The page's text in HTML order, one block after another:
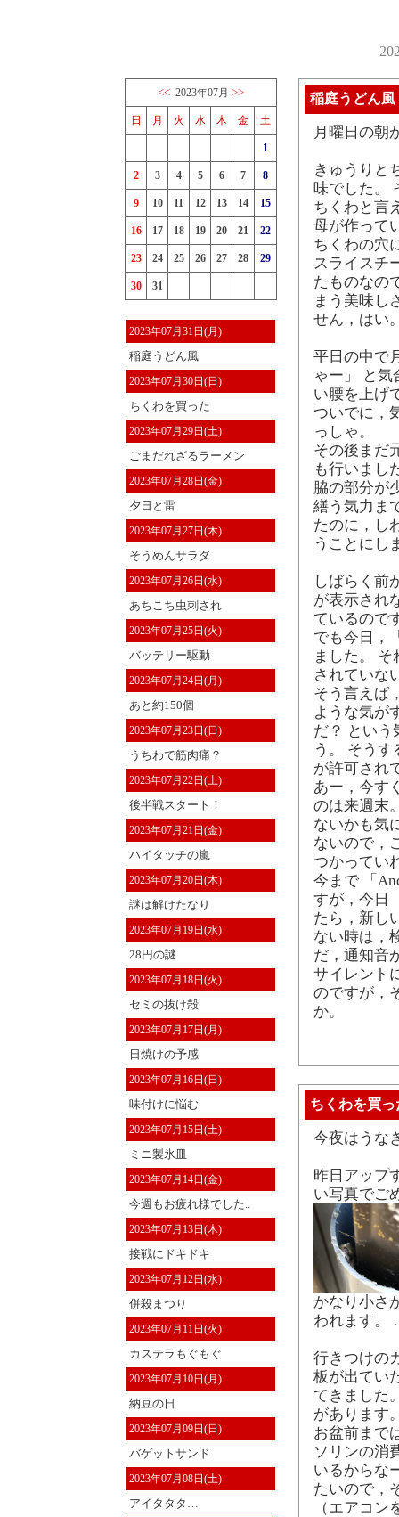
<< 2023年07月 >>
日 月 火 水 木 金 土
1
2 3 4 5 6 7 8
9 10 11 12 13 14 15
16 17 18 19 20 21 22
23 24 25 26 27 28 29
30 31
2023年07月31日(月)
稲庭うどん風
2023年07月30日(日)
ちくわを買った
2023年07月29日(土)
ごまだれざるラーメン
2023年07月28日(金)
夕日と雷
2023年07月27日(木)
そうめんサラダ
2023年07月26日(水)
あちこち虫刺され
2023年07月25日(火)
バッテリー駆動
2023年07月24日(月)
あと約150個
2023年07月23日(日)
うちわで筋肉痛？
2023年07月22日(土)
後半戦スタート！
2023年07月21日(金)
ハイタッチの嵐
2023年07月20日(木)
謎は解けたなり
2023年07月19日(水)
28円の謎
2023年07月18日(火)
セミの抜け殻
2023年07月17日(月)
日焼けの予感
2023年07月16日(日)
味付けに悩む
2023年07月15日(土)
ミニ製氷皿
2023年07月14日(金)
今週もお疲れ様でした..
2023年07月13日(木)
接戦にドキドキ
2023年07月12日(水)
併殺まつり
2023年07月11日(火)
カステラもぐもぐ
2023年07月10日(月)
納豆の日
2023年07月09日(日)
バゲットサンド
2023年07月08日(土)
アイタタタ…
稲庭うどん風
月曜日の朝
きゅうりと
味でした。
ちくわと言
母が作って
ちくわの穴
スライスチ
たものなの
まう美味し
せん，はい
平日の中で
ゃー」 と
い腰を上げ
ついでに，
っしゃ。
その後まだ
も行いまし
脇の部分が
繕う気力ま
たのに，し
うことにし
しばらく前
が表示され
ているので
でも今日，
ました。
されていな
そう言えば
ような気が
だ？ という
う。 そう
が許可され
あー，今す
のは来週末
ないかも気
ないので，
つかってい
今まで 「
すが，今日
たら，新し
ない時は，
だ，通知音
サイレント
のですが，
か。
ちくわを買っ
今夜はうな
昨日アップ
い写真でご
かなり小さ
われます。
行きつけの
板が出てい
てきました
があります
お盆前まで
ソリンの消
いるからな
たいので，
（エアコ